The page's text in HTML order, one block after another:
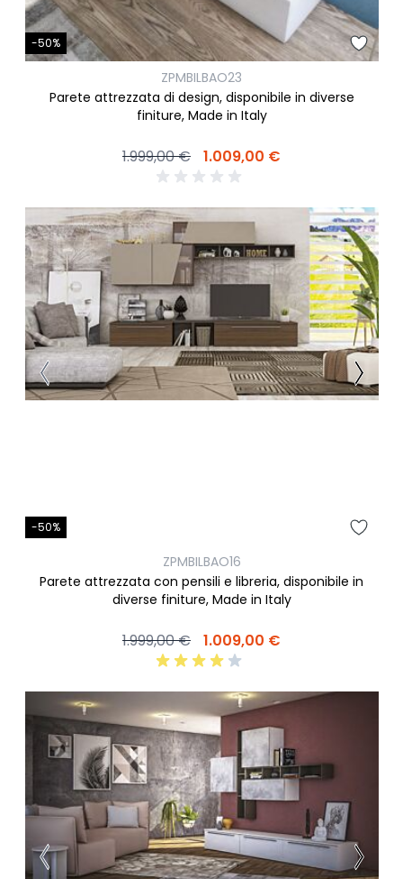
-50%
ZPMBILBAO23
Parete attrezzata di design, disponibile in diverse
finiture, Made in Italy
1.999,00 € 1.009,00 €
-50%
ZPMBILBAO16
Parete attrezzata con pensili e libreria, disponibile in
diverse finiture, Made in Italy
1.999,00 € 1.009,00 €